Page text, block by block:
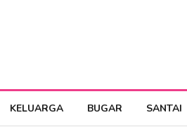
KELUARGA BUGAR SANTAI